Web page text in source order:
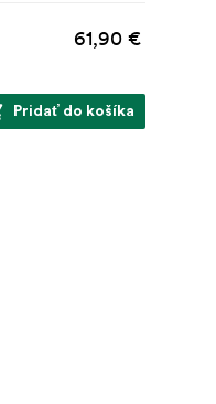
61,90 €
Pridať do košíka